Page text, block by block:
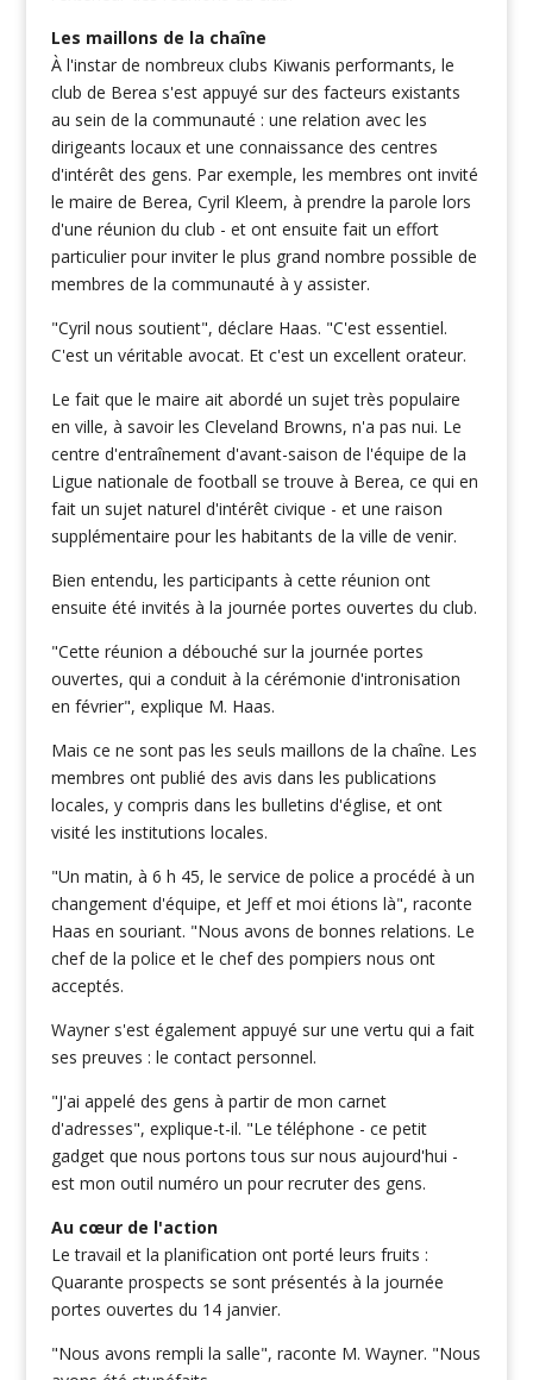
Les maillons de la chaîne
À l'instar de nombreux clubs Kiwanis performants, le
club de Berea s'est appuyé sur des facteurs existants
au sein de la communauté : une relation avec les
dirigeants locaux et une connaissance des centres
d'intérêt des gens. Par exemple, les membres ont invité
le maire de Berea, Cyril Kleem, à prendre la parole lors
d'une réunion du club - et ont ensuite fait un effort
particulier pour inviter le plus grand nombre possible de
membres de la communauté à y assister.
"Cyril nous soutient", déclare Haas. "C'est essentiel.
C'est un véritable avocat. Et c'est un excellent orateur.
Le fait que le maire ait abordé un sujet très populaire
en ville, à savoir les Cleveland Browns, n'a pas nui. Le
centre d'entraînement d'avant-saison de l'équipe de la
Ligue nationale de football se trouve à Berea, ce qui en
fait un sujet naturel d'intérêt civique - et une raison
supplémentaire pour les habitants de la ville de venir.
Bien entendu, les participants à cette réunion ont
ensuite été invités à la journée portes ouvertes du club.
"Cette réunion a débouché sur la journée portes
ouvertes, qui a conduit à la cérémonie d'intronisation
en février", explique M. Haas.
Mais ce ne sont pas les seuls maillons de la chaîne. Les
membres ont publié des avis dans les publications
locales, y compris dans les bulletins d'église, et ont
visité les institutions locales.
"Un matin, à 6 h 45, le service de police a procédé à un
changement d'équipe, et Jeff et moi étions là", raconte
Haas en souriant. "Nous avons de bonnes relations. Le
chef de la police et le chef des pompiers nous ont
acceptés.
Wayner s'est également appuyé sur une vertu qui a fait
ses preuves : le contact personnel.
"J'ai appelé des gens à partir de mon carnet
d'adresses", explique-t-il. "Le téléphone - ce petit
gadget que nous portons tous sur nous aujourd'hui -
est mon outil numéro un pour recruter des gens.
Au cœur de l'action
Le travail et la planification ont porté leurs fruits :
Quarante prospects se sont présentés à la journée
portes ouvertes du 14 janvier.
"Nous avons rempli la salle", raconte M. Wayner. "Nous